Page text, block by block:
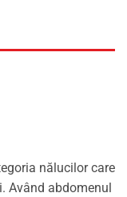
nălucilor care
Având abdomenul